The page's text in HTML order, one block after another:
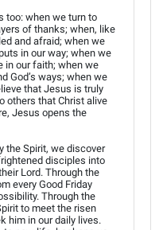
too: when we turn to
of thanks; when, like
and afraid; when we
in our way; when we
in our faith; when we
God’s ways; when we
that Jesus is truly
others that Christ alive
Jesus opens the
the Spirit, we discover
disciples into
Lord. Through the
every Good Friday
Through the
to meet the risen
him in our daily lives.